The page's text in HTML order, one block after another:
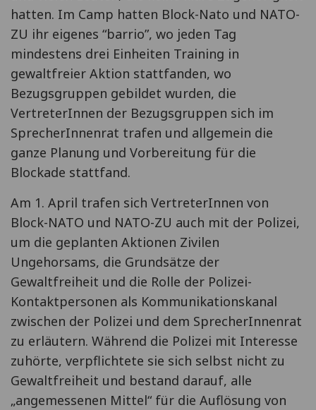
hatten. Im Camp hatten Block-Nato und NATO-
ZU ihr eigenes “barrio”, wo jeden Tag
mindestens drei Einheiten Training in
gewaltfreier Aktion stattfanden, wo
Bezugsgruppen gebildet wurden, die
VertreterInnen der Bezugsgruppen sich im
SprecherInnenrat trafen und allgemein die
ganze Planung und Vorbereitung für die
Blockade stattfand.
Am 1. April trafen sich VertreterInnen von
Block-NATO und NATO-ZU auch mit der Polizei,
um die geplanten Aktionen Zivilen
Ungehorsams, die Grundsätze der
Gewaltfreiheit und die Rolle der Polizei-
Kontaktpersonen als Kommunikationskanal
zwischen der Polizei und dem SprecherInnenrat
zu erläutern. Während die Polizei mit Interesse
zuhörte, verpflichtete sie sich selbst nicht zu
Gewaltfreiheit und bestand darauf, alle
„angemessenen Mittel“ für die Auflösung von